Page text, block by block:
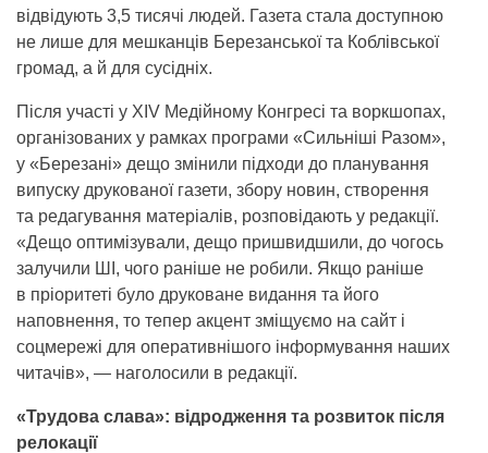
відвідують 3,5 тисячі людей. Газета стала доступною
не лише для мешканців Березанської та Коблівської
громад, а й для сусідніх.
Після участі у XIV Медійному Конгресі та воркшопах,
організованих у рамках програми «Сильніші Разом»,
у «Березані» дещо змінили підходи до планування
випуску друкованої газети, збору новин, створення
та редагування матеріалів, розповідають у редакції.
«Дещо оптимізували, дещо пришвидшили, до чогось
залучили ШІ, чого раніше не робили. Якщо раніше
в пріоритеті було друковане видання та його
наповнення, то тепер акцент зміщуємо на сайт і
соцмережі для оперативнішого інформування наших
читачів», — наголосили в редакції.
«Трудова слава»: відродження та розвиток після
релокації